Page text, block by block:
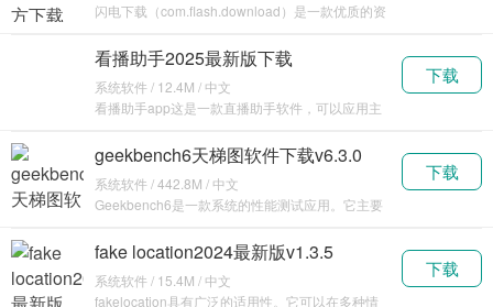
闪电下载（com.flash.download）是一款优质的资
看播助手2025最新版下载
v2.9.1.116896
系统软件 / 12.4M / 中文
看播助手app这是一款直播助手软件，可以应用主
用这款
下载
geekbench6天梯图软件下载v6.3.0
系统软件 / 442.8M / 中文
Geekbench6是一款系统的性能测试应用。它主要
下载
fake location2024最新版v1.3.5
系统软件 / 15.4M / 中文
fakelocation具有广泛的适用性。它可以在多种情
下载